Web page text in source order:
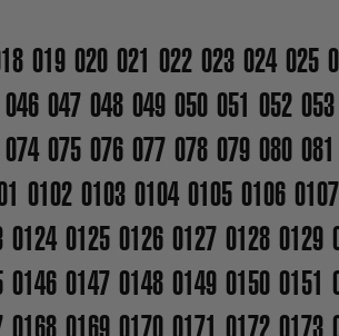
019 020 021 022 023 024 025
046 047 048 049 050 051 052 053
074 075 076 077 078 079 080 081
0102 0103 0104 0105 0106 0107
0124 0125 0126 0127 0128 0129
0146 0147 0148 0149 0150 0151
0168 0169 0170 0171 0172 0173